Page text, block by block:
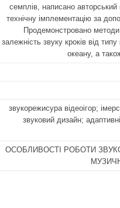
семплів, написано авторський
технічну імплементацію за
Продемонстровано
залежність звуку кроків від
океану, а
звукорежисура відеоігор;
звуковий дизайн;
ОСОБЛИВОСТІ РОБОТИ